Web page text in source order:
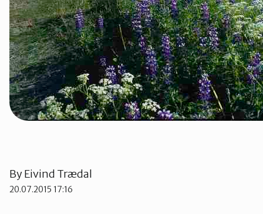
Støtt oss
Trøndelag
Telemark
Troms
Østfold
ByEivind Trædal
20.07.2015 17:16